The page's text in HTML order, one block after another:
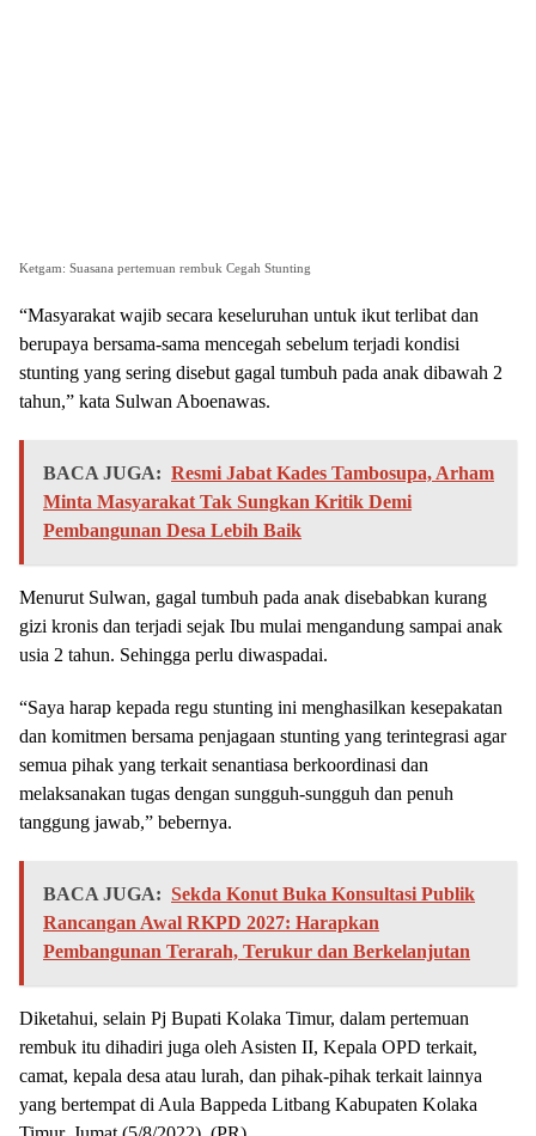
Ketgam: Suasana pertemuan rembuk Cegah Stunting
“Masyarakat wajib secara keseluruhan untuk ikut terlibat dan
berupaya bersama-sama mencegah sebelum terjadi kondisi
stunting yang sering disebut gagal tumbuh pada anak dibawah 2
tahun,” kata Sulwan Aboenawas.
BACA JUGA: Resmi Jabat Kades Tambosupa, Arham
Minta Masyarakat Tak Sungkan Kritik Demi
Pembangunan Desa Lebih Baik
Menurut Sulwan, gagal tumbuh pada anak disebabkan kurang
gizi kronis dan terjadi sejak Ibu mulai mengandung sampai anak
usia 2 tahun. Sehingga perlu diwaspadai.
“Saya harap kepada regu stunting ini menghasilkan kesepakatan
dan komitmen bersama penjagaan stunting yang terintegrasi agar
semua pihak yang terkait senantiasa berkoordinasi dan
melaksanakan tugas dengan sungguh-sungguh dan penuh
tanggung jawab,” bebernya.
BACA JUGA: Sekda Konut Buka Konsultasi Publik
Rancangan Awal RKPD 2027: Harapkan
Pembangunan Terarah, Terukur dan Berkelanjutan
Diketahui, selain Pj Bupati Kolaka Timur, dalam pertemuan
rembuk itu dihadiri juga oleh Asisten II, Kepala OPD terkait,
camat, kepala desa atau lurah, dan pihak-pihak terkait lainnya
yang bertempat di Aula Bappeda Litbang Kabupaten Kolaka